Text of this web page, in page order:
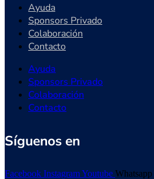
Ayuda
Sponsors Privado
Colaboración
Contacto
Ayuda
Sponsors Privado
Colaboración
Contacto
Síguenos en
Facebook InstagramYoutube Whatsapp